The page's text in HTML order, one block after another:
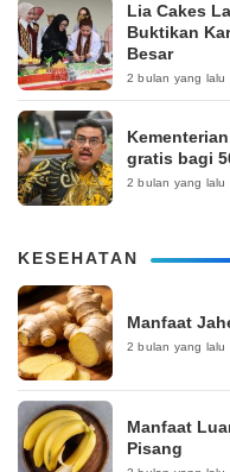
Lia Cakes
Buktikan
Besar
2 bulan yang lalu
gratis bagi
2 bulan yang lalu
KESEHATAN
Manfaat
2 bulan yang lalu
Manfaat
Pisang